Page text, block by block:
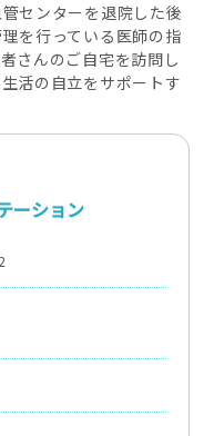
センターを退院した後
を行っている医師の指
さんのご自宅を訪問し
活の自立をサポートす
ーション